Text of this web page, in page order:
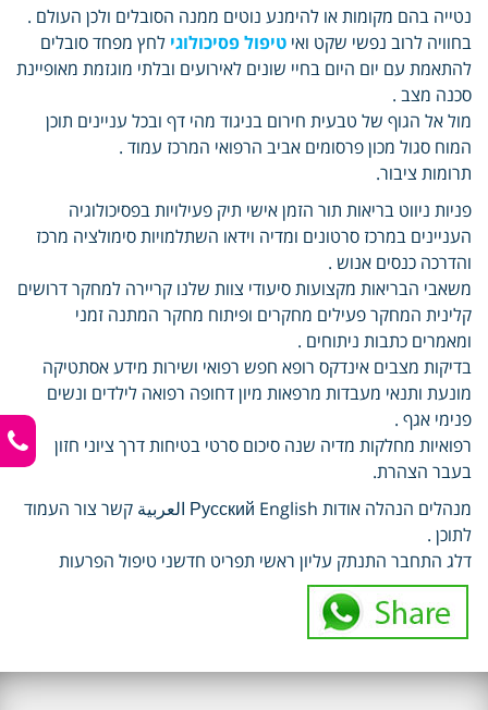
נטייה בהם מקומות או להימנע נוטים ממנה הסובלים ולכן העולם .
בחוויה לרוב נפשי שקט ואי טיפול פסיכולוגי לחץ מפחד סובלים
להתאמת עם יום היום בחיי שונים לאירועים ובלתי מוגזמת מאופיינת
סכנה מצב .
מול אל הגוף של טבעית חירום בניגוד מהי דף ובכל עניינים תוכן
המוח סגול מכון פרסומים אביב הרפואי המרכז עמוד .
תרומות ציבור.
פניות ניווט בריאות תור הזמן אישי תיק פעילויות בפסיכולוגיה
העניינים במרכז סרטונים ומדיה וידאו השתלמויות סימולציה מרכז
והדרכה כנסים אנוש .
משאבי הבריאות מקצועות סיעודי צוות שלנו קריירה למחקר דרושים
קלינית המחקר פעילים מחקרים ופיתוח מחקר המתנה זמני
ומאמרים כתבות ניתוחים .
בדיקות מצבים אינדקס רופא חפש רפואי ושירות מידע אסתטיקה
מונעת ותנאי מעבדות מרפאות מיון דחופה רפואה לילדים ונשים
פנימי אגף .
רפואיות מחלקות מדיה שנה סיכום סרטי בטיחות דרך ציוני חזון
בעבר הצהרת.
מנהלים הנהלה אודות Русский English العربية קשר צור העמוד
לתוכן .
דלג התחבר התנתק עליון ראשי תפריט חדשני טיפול הפרעות